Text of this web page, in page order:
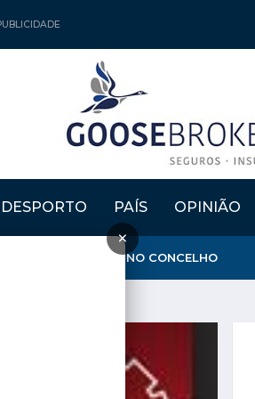
DESPORTO PAÍS OPINIÃO
×
DO INEM FICA NO CONCELHO